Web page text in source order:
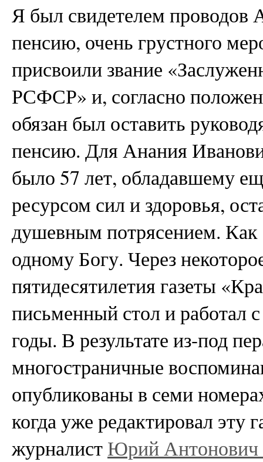
Я был свидетелем проводов
пенсию, очень грустного
присвоили звание
РСФСР» и, согласно
обязан был оставить
пенсию. Для Анания
было 57 лет, обладавшему
ресурсом сил и здоровья,
душевным потрясением.
одному Богу. Через
пятидесятилетия газеты
письменный стол и работал
годы. В результате из-под
многостраничные
опубликованы в семи
когда уже редактировал эту
журналистЮрий Антонович